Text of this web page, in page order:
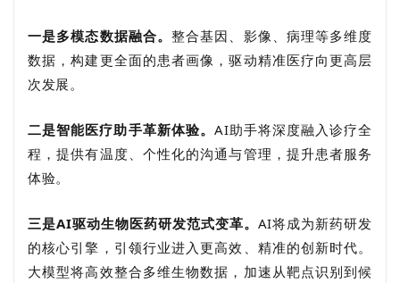
一是多模态数据融合。整合基因、影像、病理等多维度
数据，构建更全面的患者画像，驱动精准医疗向更高层
次发展。
二是智能医疗助手革新体验。AI助手将深度融入诊疗全
程，提供有温度、个性化的沟通与管理，提升患者服务
体验。
三是AI驱动生物医药研发范式变革。 AI将成为新药研发
的核心引擎，引领行业进入更高效、精准的创新时代。
大模型将高效整合多维生物数据，加速从靶点识别到候